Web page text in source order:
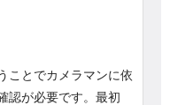
ことでカメラマンに依
認が必要です。最初